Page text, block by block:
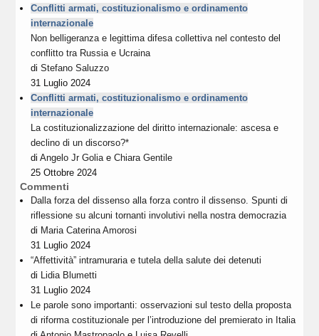
Conflitti armati, costituzionalismo e ordinamento
internazionale
Non belligeranza e legittima difesa collettiva nel contesto del
conflitto tra Russia e Ucraina
diStefano Saluzzo
31 Luglio 2024
Conflitti armati, costituzionalismo e ordinamento
internazionale
La costituzionalizzazione del diritto internazionale: ascesa e
declino di un discorso?*
diAngelo Jr GoliaeChiara Gentile
25 Ottobre 2024
Commenti
Dalla forza del dissenso alla forza contro il dissenso. Spunti di
riflessione su alcuni tornanti involutivi nella nostra democrazia
di Maria Caterina Amorosi
31 Luglio 2024
“Affettività” intramuraria e tutela della salute dei detenuti
di Lidia Blumetti
31 Luglio 2024
Le parole sono importanti: osservazioni sul testo della proposta
di riforma costituzionale per l’introduzione del premierato in Italia